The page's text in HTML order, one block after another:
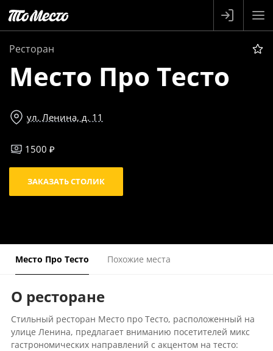
Ресторан
Место Про Тесто
ул. Ленина, д. 11
1500 ₽
ЗАКАЗАТЬ СТОЛИК
Место Про Тесто Похожие места
О ресторане
Стильный ресторан Место про Тесто, расположенный на
улице Ленина, предлагает вниманию посетителей микс
гастрономических направлений с акцентом на тесто: